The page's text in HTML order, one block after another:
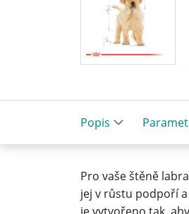
Popis
Pro vaše štěně
jej v růstu podpoří a